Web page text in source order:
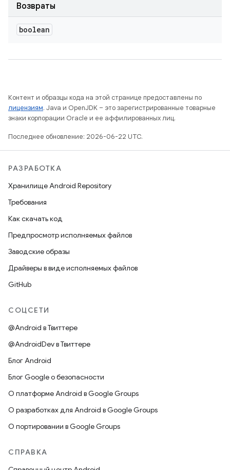
Возвраты
boolean
Контент и образцы кода на этой странице предоставлены по
лицензиям. Java и OpenJDK – это зарегистрированные товарные
знаки корпорации Oracle и ее аффилированных лиц.
Последнее обновление: 2026-06-22 UTC.
РАЗРАБОТКА
Хранилище Android Repository
Требования
Как скачать код
Предпросмотр исполняемых файлов
Заводские образы
Драйверы в виде исполняемых файлов
GitHub
СОЦСЕТИ
@Android в Твиттере
@AndroidDev в Твиттере
Блог Android
Блог Google о безопасности
О платформе Android в Google Groups
О разработках для Android в Google Groups
О портировании в Google Groups
СПРАВКА